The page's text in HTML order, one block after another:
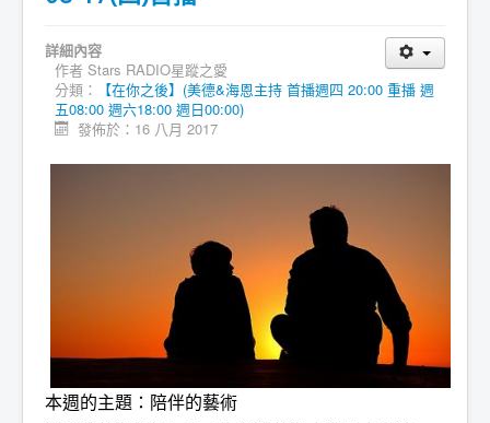
詳細內容
作者 Stars RADIO星蹤之愛
分類：
【在你之後】(美德&海恩主持 首播週四 20:00 重播 週
五08:00 週六18:00 週日00:00)
發佈於：16 八月 2017
本週的主題：陪伴的藝術